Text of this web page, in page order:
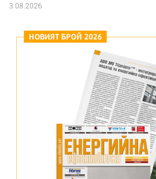
3.08.2026